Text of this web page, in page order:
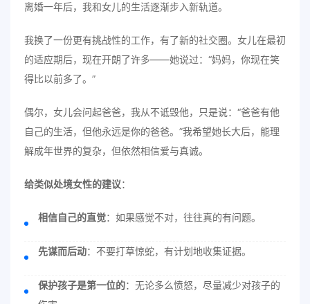
离婚一年后，我和女儿的生活逐渐步入新轨道。
我换了一份更有挑战性的工作，有了新的社交圈。女儿在最初
的适应期后，现在开朗了许多——她说过：“妈妈，你现在笑
得比以前多了。”
偶尔，女儿会问起爸爸，我从不诋毁他，只是说：“爸爸有他
自己的生活，但他永远是你的爸爸。”我希望她长大后，能理
解成年世界的复杂，但依然相信爱与真诚。
给类似处境女性的建议：
相信自己的直觉：如果感觉不对，往往真的有问题。
先谋而后动：不要打草惊蛇，有计划地收集证据。
保护孩子是第一位的：无论多么愤怒，尽量减少对孩子的